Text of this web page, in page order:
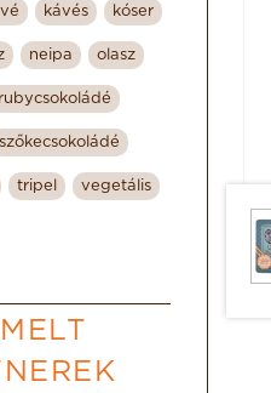
kávés kóser
neipa olasz
rubycsokoládé
szőkecsokoládé
tripel vegetális